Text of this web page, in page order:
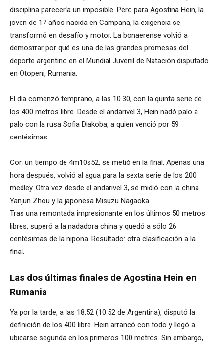
disciplina parecería un imposible. Pero para Agostina Hein, la
joven de 17 años nacida en Campana, la exigencia se
transformó en desafío y motor. La bonaerense volvió a
demostrar por qué es una de las grandes promesas del
deporte argentino en el Mundial Juvenil de Natación disputado
en Otopeni, Rumania.
El día comenzó temprano, a las 10.30, con la quinta serie de
los 400 metros libre. Desde el andarivel 3, Hein nadó palo a
palo con la rusa Sofia Diakoba, a quien venció por 59
centésimas.
Con un tiempo de 4m10s52, se metió en la final. Apenas una
hora después, volvió al agua para la sexta serie de los 200
medley. Otra vez desde el andarivel 3, se midió con la china
Yanjun Zhou y la japonesa Misuzu Nagaoka.
Tras una remontada impresionante en los últimos 50 metros
libres, superó a la nadadora china y quedó a sólo 26
centésimas de la nipona. Resultado: otra clasificación a la
final.
Las dos últimas finales de Agostina Hein en
Rumania
Ya por la tarde, a las 18.52 (10.52 de Argentina), disputó la
definición de los 400 libre. Hein arrancó con todo y llegó a
ubicarse segunda en los primeros 100 metros. Sin embargo,